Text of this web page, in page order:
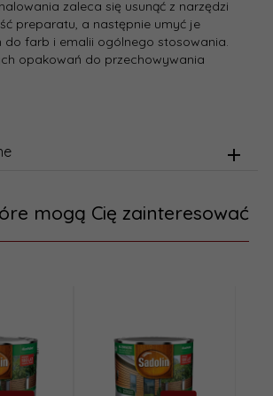
zaleca się usunąć z narzędzi
preparatu, a następnie umyć je
do farb i emalii ogólnego stosowania.
opakowań do przechowywania
mogą Cię zainteresować